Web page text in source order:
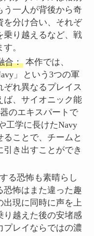
う一人が背後から奇
を分け合い、それぞ
乗り越えるなど、戦
。
合：本作では、
」
という3つの軍
れ異なるプレイス
ば、サイオニック能
のエキスパートで
工学に長けたNavy
ることで、チームと
引き出すことができ
る恐怖も素晴らし
恐怖はまた違った趣
出現に同時に声を上
り越えた後の安堵感
プレイならではの濃